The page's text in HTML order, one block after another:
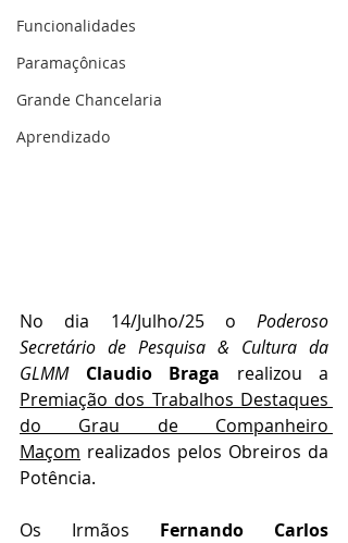
Funcionalidades
Paramaçônicas
Grande Chancelaria
Aprendizado
No dia 14/Julho/25 o Poderoso
Secretário de Pesquisa & Cultura da
GLMM Claudio Braga
Premiação dos Trabalhos Destaques
do Grau de Companheiro
Maçom realizados pelos Obreiros da
Potência.
Os Irmãos Fernando Carlos